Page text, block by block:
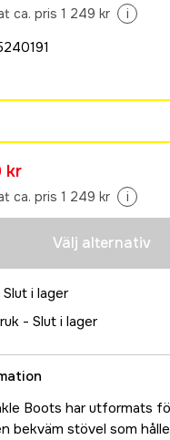
ca. pris 1 249 kr i
kr
ca. pris 1 249 kr i
Välj alternativ
Slut i lager
- Slut i lager
Boots har utformats
bekväm stövel som